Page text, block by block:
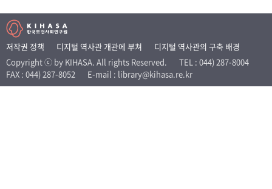
저작권 정책 디지털 역사관 개관에 부쳐
디지털 역사관의 구축 배경
Copyright ⓒ by KIHASA. All rights Reserved.
TEL : 044) 287-8004
FAX : 044) 287-8052
E-mail : library@kihasa.re.kr